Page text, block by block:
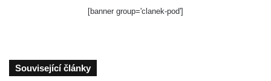
[banner group='clanek-pod']
Související články